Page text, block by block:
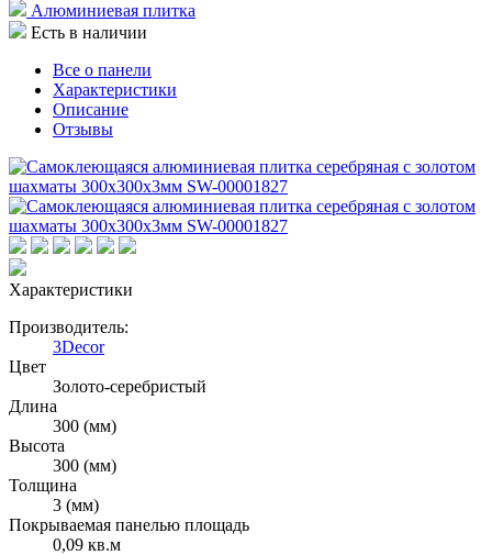
Алюминиевая плитка
Есть в наличии
Все о панели
Характеристики
Описание
Отзывы
Характеристики
Производитель:
3Decor
Цвет
Золото-серебристый
Длина
300 (мм)
Высота
300 (мм)
Толщина
3 (мм)
Покрываемая панелью площадь
0,09 кв.м